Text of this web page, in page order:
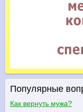
Популярные
Как вернуть мужа?